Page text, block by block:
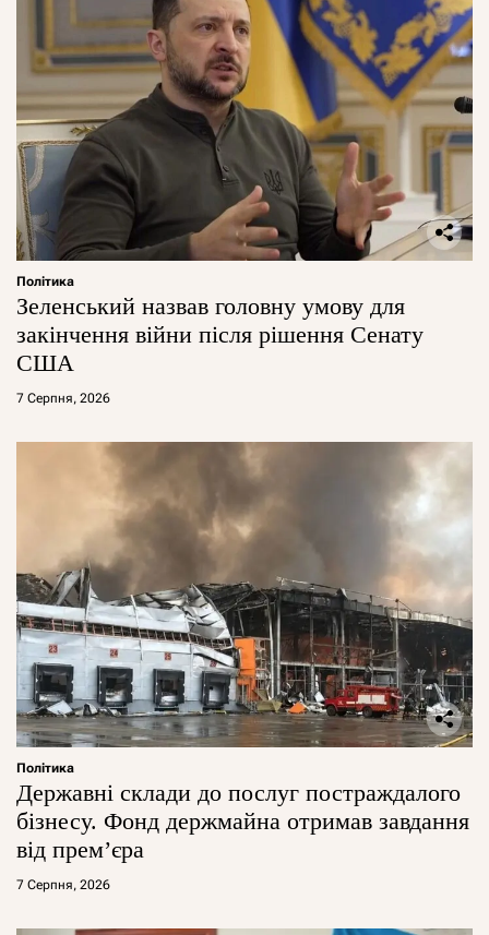
Політика
Зеленський назвав головну умову для
закінчення війни після рішення Сенату
США
7 Серпня, 2026
Політика
Державні склади до послуг постраждалого
бізнесу. Фонд держмайна отримав завдання
від прем’єра
7 Серпня, 2026